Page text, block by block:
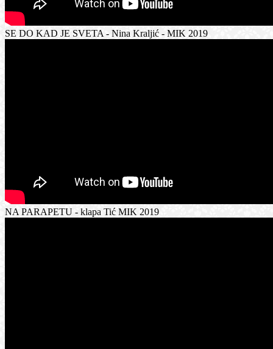
SE DO KAD JE SVETA - Nina Kraljić - MIK 2019
NA PARAPETU - klapa Tić MIK 2019